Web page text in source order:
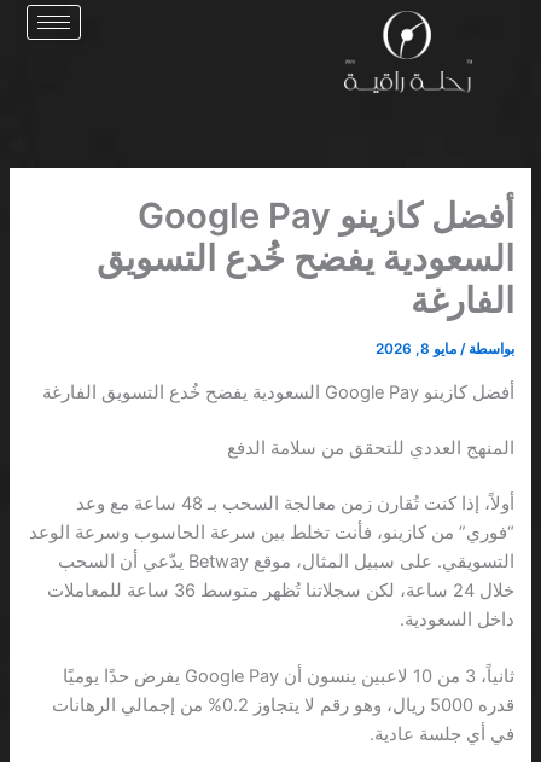
أفضل كازينو Google Pay
السعودية يفضح خُدع التسويق
الفارغة
بواسطة /مايو 8, 2026
أفضل كازينو Google Pay السعودية يفضح خُدع التسويق الفارغة
المنهج العددي للتحقق من سلامة الدفع
أولاً، إذا كنت تُقارن زمن معالجة السحب بـ 48 ساعة مع وعد
“فوري” من كازينو، فأنت تخلط بين سرعة الحاسوب وسرعة الوعد
التسويقي. على سبيل المثال، موقع Betway يدّعي أن السحب
خلال 24 ساعة، لكن سجلاتنا تُظهر متوسط 36 ساعة للمعاملات
داخل السعودية.
ثانياً، 3 من 10 لاعبين ينسون أن Google Pay يفرض حدًا يوميًا
قدره 5000 ريال، وهو رقم لا يتجاوز 0.2% من إجمالي الرهانات
في أي جلسة عادية.